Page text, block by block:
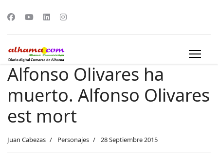
Alfonso Olivares ha
muerto. Alfonso Olivares
est mort
Juan Cabezas Personajes 28 Septiembre 2015